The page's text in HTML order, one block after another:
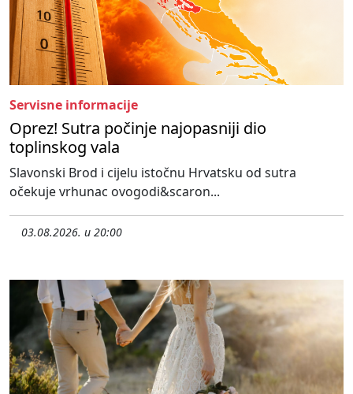
Servisne informacije
Oprez! Sutra počinje najopasniji dio
toplinskog vala
Slavonski Brod i cijelu istočnu Hrvatsku od sutra
očekuje vrhunac ovogodi&scaron...
03.08.2026. u 20:00